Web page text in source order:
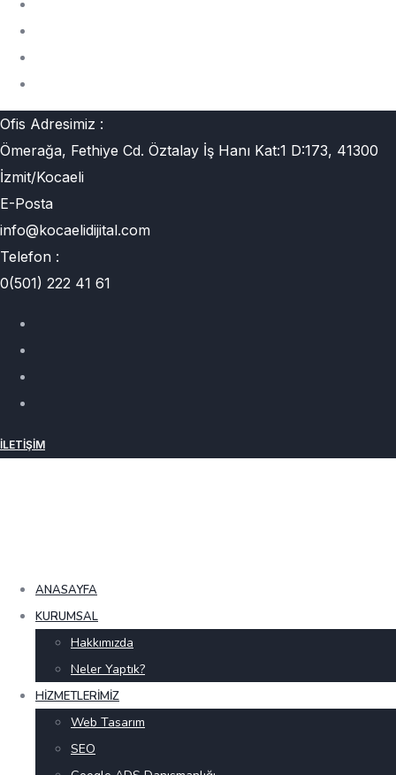
Ofis Adresimiz :
Ömerağa, Fethiye Cd. Öztalay İş Hanı Kat:1 D:173, 41300
İzmit/Kocaeli
E-Posta
info@kocaelidijital.com
Telefon :
0(501) 222 41 61
İLETIŞIM
ANASAYFA
KURUMSAL
Hakkımızda
Neler Yaptık?
HIZMETLERIMIZ
Web Tasarım
SEO